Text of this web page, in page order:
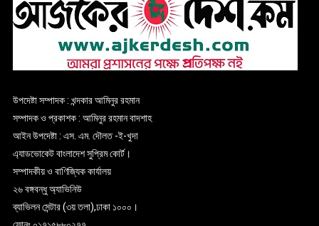
উপদেষ্টা সম্পাদক : খন্দকার আমিনুর রহমান
সম্পাদক ও প্রকাশক : আমিনুর রহমান বাদশাহ
আইন উপদেষ্টা : এস. এম. দৌলত -ই-খুদা
এ্যাডভোকেট বাংলাদেশ সুপ্রিম কোর্ট।
সম্পাদকীয় ও বাণিজ্যিক কার্যালয়
২৬ বঙ্গবন্ধু অ্যাভিনিউ
ব্যাভিলন সেন্টার (৩য় তলা),ঢাকা ১০০০।